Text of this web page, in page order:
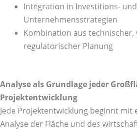
Integration in Investitions- und
Unternehmensstrategien
Kombination aus
regulatorischer Planung
Analyse als Grundlage jeder
Projektentwicklung
Jede Projektentwicklung beginnt mit
Analyse der Fläche und des